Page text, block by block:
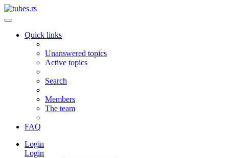
Quick links
Unanswered topics
Active topics
Search
Members
The team
FAQ
Login
Login